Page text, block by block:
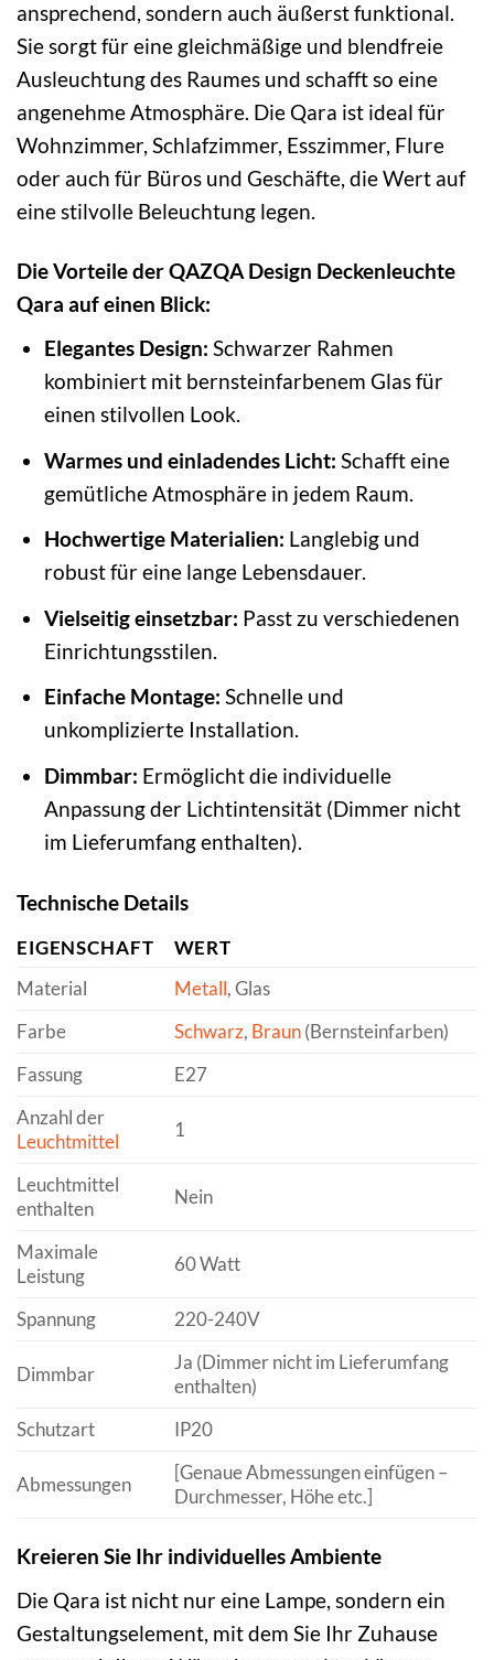
ansprechend, sondern auch äußerst funktional.
Sie sorgt für eine gleichmäßige und blendfreie
Ausleuchtung des Raumes und schafft so eine
angenehme Atmosphäre. Die Qara ist ideal für
Wohnzimmer, Schlafzimmer, Esszimmer, Flure
oder auch für Büros und Geschäfte, die Wert auf
eine stilvolle Beleuchtung legen.
Die Vorteile der QAZQA Design Deckenleuchte
Qara auf einen Blick:
Elegantes Design: Schwarzer Rahmen
kombiniert mit bernsteinfarbenem Glas für
einen stilvollen Look.
Warmes und einladendes Licht: Schafft eine
gemütliche Atmosphäre in jedem Raum.
Hochwertige Materialien: Langlebig und
robust für eine lange Lebensdauer.
Vielseitig einsetzbar: Passt zu verschiedenen
Einrichtungsstilen.
Einfache Montage: Schnelle und
unkomplizierte Installation.
Dimmbar: Ermöglicht die individuelle
Anpassung der Lichtintensität (Dimmer nicht
im Lieferumfang enthalten).
Technische Details
EIGENSCHAFT
WERT
Material
Metall, Glas
Farbe
Schwarz, Braun(Bernsteinfarben)
Fassung
E27
Anzahl der
Leuchtmittel
1
Leuchtmittel
enthalten
Nein
Maximale
Leistung
60 Watt
Spannung 220-240V
Dimmbar
Ja (Dimmer nicht im Lieferumfang
enthalten)
Schutzart
IP20
Abmessungen
[Genaue Abmessungen einfügen –
Durchmesser, Höhe etc.]
Kreieren Sie Ihr individuelles Ambiente
Die Qara ist nicht nur eine Lampe, sondern ein
Gestaltungselement, mit dem Sie Ihr Zuhause